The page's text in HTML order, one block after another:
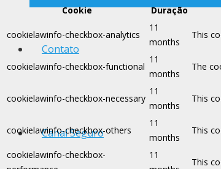
Contato
Canal Seguro
Cookie
Duração
cookielawinfo-checkbox-analytics
11
months
This
cookielawinfo-checkbox-functional
11
months
The
cookielawinfo-checkbox-necessary
11
months
This
cookielawinfo-checkbox-others
11
months
This
cookielawinfo-checkbox-
11
This